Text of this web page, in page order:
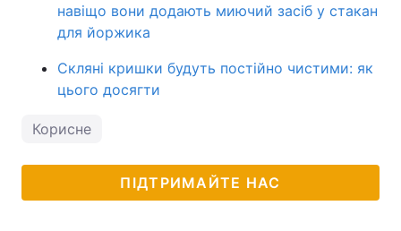
навіщо вони додають миючий засіб у стакан
для йоржика
Скляні кришки будуть постійно чистими: як
цього досягти
Корисне
ПІДТРИМАЙТЕ НАС